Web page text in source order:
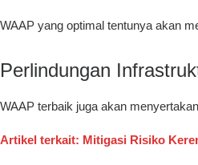
WAAP yang optimal tentunya akan
Perlindungan
WAAP terbaik juga akan
Artikel terkait: Mitigasi Risiko